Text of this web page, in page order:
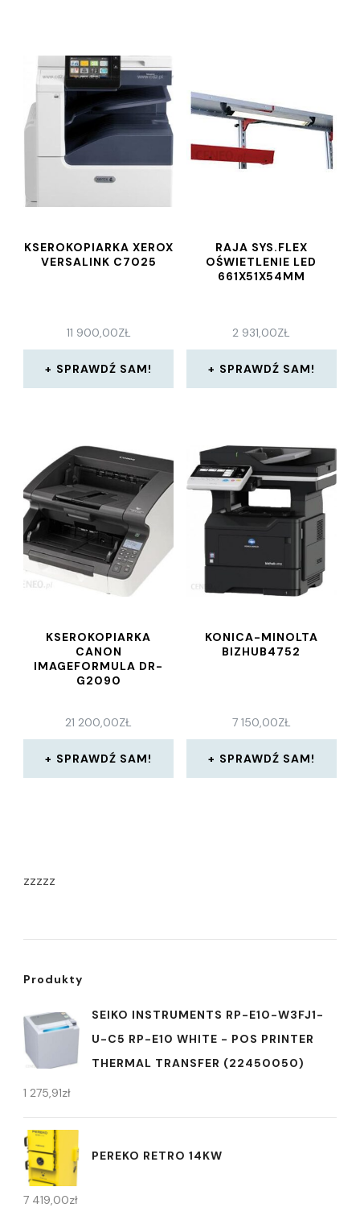
KSEROKOPIARKA XEROX
VERSALINK C7025
11 900,00ZŁ
SPRAWDŹ SAM!
RAJA SYS.FLEX
OŚWIETLENIE LED
661X51X54MM
2 931,00ZŁ
SPRAWDŹ SAM!
KSEROKOPIARKA
CANON
IMAGEFORMULA DR-
G2090
21 200,00ZŁ
SPRAWDŹ SAM!
KONICA-MINOLTA
BIZHUB4752
7 150,00ZŁ
SPRAWDŹ SAM!
zzzzz
Produkty
SEIKO INSTRUMENTS RP-E10-W3FJ1-
U-C5 RP-E10 WHITE - POS PRINTER
THERMAL TRANSFER (22450050)
1 275,91zł
PEREKO RETRO 14KW
7 419,00zł